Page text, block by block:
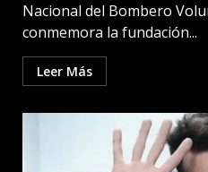
Nacional del Bombero
conmemora la fundación...
Leer Más